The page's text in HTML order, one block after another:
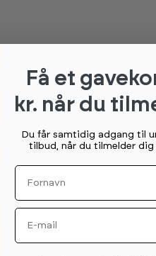
pull-
og
efter
Få et
kr. når du
Du får samtidig adgang til
tilbud, når du tilmelder dig
Fornavn
Email